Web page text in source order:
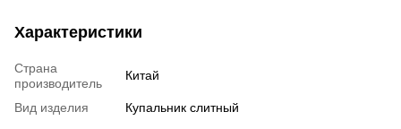
Характеристики
Страна
производитель
Китай
Вид изделия Купальник слитный